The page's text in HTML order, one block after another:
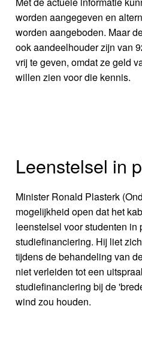
worden aangegeven en
worden aangeboden. Maar
ook aandeelhouder zijn van
vrij te geven, omdat ze geld
willen zien voor die kennis.
Leenstelsel in
Minister Ronald Plasterk
mogelijkheid open dat het
leenstelsel voor studenten
studiefinanciering. Hij liet
tijdens de behandeling van
niet verleiden tot een
studiefinanciering bij de
wind zou houden.